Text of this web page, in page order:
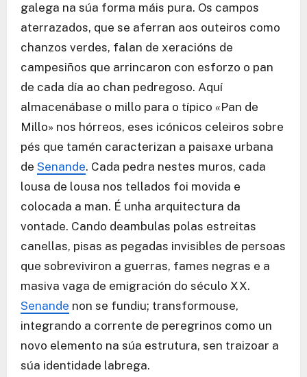
galega na súa forma máis pura. Os campos
aterrazados, que se aferran aos outeiros como
chanzos verdes, falan de xeracións de
campesiños que arrincaron con esforzo o pan
de cada día ao chan pedregoso. Aquí
almacenábase o millo para o típico «Pan de
Millo» nos hórreos, eses icónicos celeiros sobre
pés que tamén caracterizan a paisaxe urbana
de Senande. Cada pedra nestes muros, cada
lousa de lousa nos tellados foi movida e
colocada a man. É unha arquitectura da
vontade. Cando deambulas polas estreitas
canellas, pisas as pegadas invisibles de persoas
que sobreviviron a guerras, fames negras e a
masiva vaga de emigración do século XX.
Senande non se fundiu; transformouse,
integrando a corrente de peregrinos como un
novo elemento na súa estrutura, sen traizoar a
súa identidade labrega.